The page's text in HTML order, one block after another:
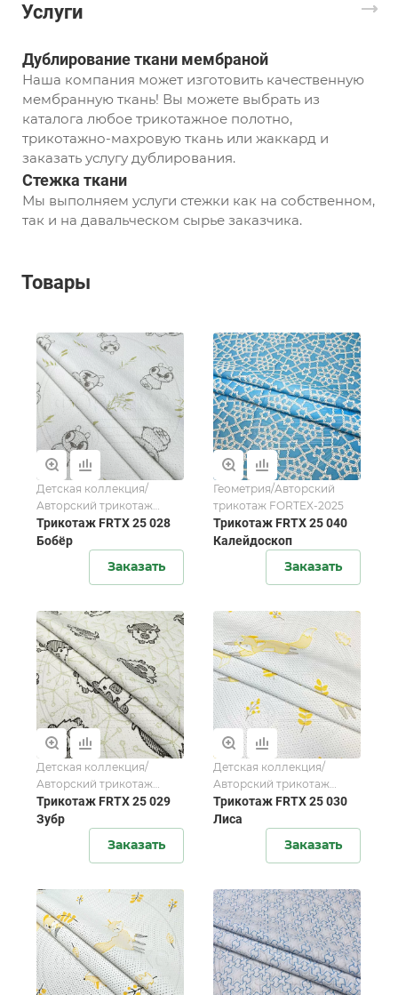
Услуги
Дублирование ткани мембраной
Наша компания может изготовить качественную
мембранную ткань! Вы можете выбрать из
каталога любое трикотажное полотно,
трикотажно-махровую ткань или жаккард и
заказать услугу дублирования.
Стежка ткани
Мы выполняем услуги стежки как на собственном,
так и на давальческом сырье заказчика.
Товары
Детская коллекция/
Авторский трикотаж
FORTEX-2025
Трикотаж FRTX 25 028
Бобёр
Заказать
Геометрия/Авторский
трикотаж FORTEX-2025
Трикотаж FRTX 25 040
Калейдоскоп
Заказать
Детская коллекция/
Авторский трикотаж
FORTEX-2025
Трикотаж FRTX 25 029
Зубр
Заказать
Детская коллекция/
Авторский трикотаж
FORTEX-2025
Трикотаж FRTX 25 030
Лиса
Заказать